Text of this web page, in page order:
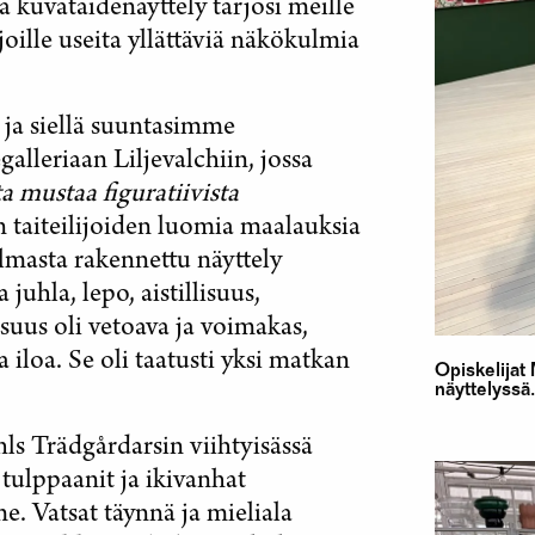
kuvataidenäyttely tarjosi meille
useita yllättäviä näkökulmia
siellä suuntasimme
Liljevalchiin, jossa
mustaa figuratiivista
taiteilijoiden luomia maalauksia
rakennettu näyttely
juhla, lepo, aistillisuus,
oli vetoava ja voimakas,
iloa. Se oli taatusti yksi matkan
Trädgårdarsin viihtyisässä
ja ikivanhat
Vatsat täynnä ja mieliala
Opiskelijat